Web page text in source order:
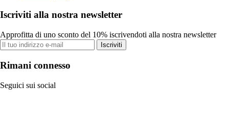
Iscriviti alla nostra newsletter
Approfitta di uno sconto del 10% iscrivendoti alla nostra newsletter
Iscriviti
Rimani connesso
Seguici sui social